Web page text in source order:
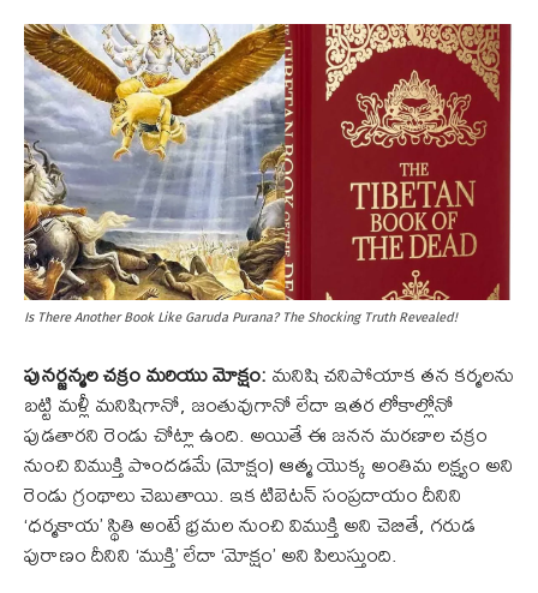
Is There Another Book Like Garuda Purana? The Shocking Truth Revealed!
పునర్జన్మల చక్రం మరియు మోక్షం:మనిషి చనిపోయాక తన కర్మలను
బట్టి మళ్లీ మనిషిగానో, జంతువుగానో లేదా ఇతర లోకాల్లోనో
పుడతారని రెండు చోట్లా ఉంది. అయితే ఈ జనన మరణాల చక్రం
నుంచి విముక్తి పొందడమే (మోక్షం) ఆత్మ యొక్క అంతిమ లక్ష్యం అని
రెండు గ్రంథాలు చెబుతాయి. ఇక టిబెటన్ సంప్రదాయం దీనిని
‘ధర్మకాయ’ స్థితి అంటే భ్రమల నుంచి విముక్తి అని చెబితే, గరుడ
పురాణం దీనిని ‘ముక్తి’ లేదా ‘మోక్షం’ అని పిలుస్తుంది.